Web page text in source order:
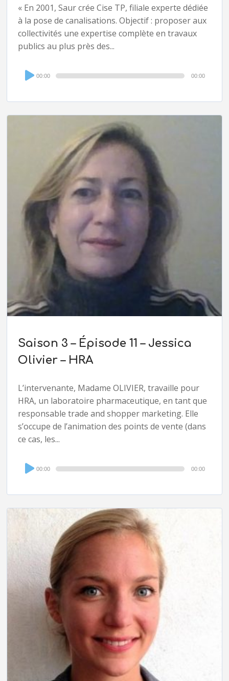
« En 2001, Saur crée Cise TP, filiale experte dédiée
à la pose de canalisations. Objectif : proposer aux
collectivités une expertise complète en travaux
publics au plus près des...
Audio
Player
00:00 00:00
Saison 3 – Épisode 11 – Jessica
Olivier – HRA
L’intervenante, Madame OLIVIER, travaille pour
HRA, un laboratoire pharmaceutique, en tant que
responsable trade and shopper marketing. Elle
s’occupe de l’animation des points de vente (dans
ce cas, les...
Audio
Player
00:00 00:00